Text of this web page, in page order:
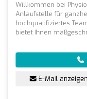
Willkommen bei
Anlaufstelle für
hochqualifiziertes
bietet Ihnen
E-Mail anzeigen